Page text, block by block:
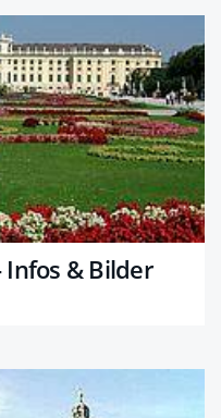
Infos & Bilder